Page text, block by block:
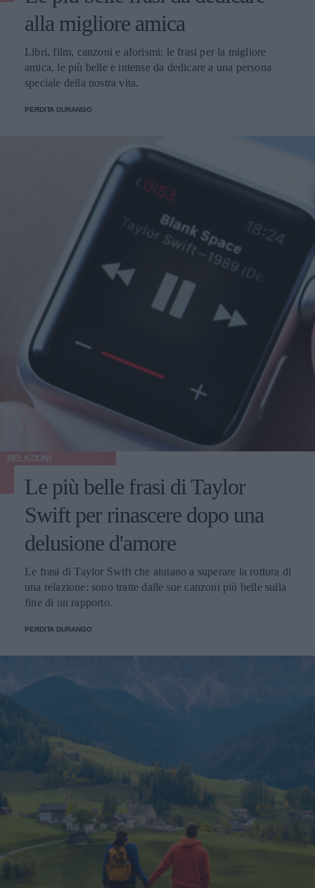
alla migliore amica
Libri, film, canzoni e aforismi: le frasi per la migliore
amica, le più belle e intense da dedicare a una persona
speciale della nostra vita.
PERDITA DURANGO
RELAZIONI
Le più belle frasi di Taylor
Swift per rinascere dopo una
delusione d'amore
Le frasi di Taylor Swift che aiutano a superare la rottura di
una relazione: sono tratte dalle sue canzoni più belle sulla
fine di un rapporto.
PERDITA DURANGO